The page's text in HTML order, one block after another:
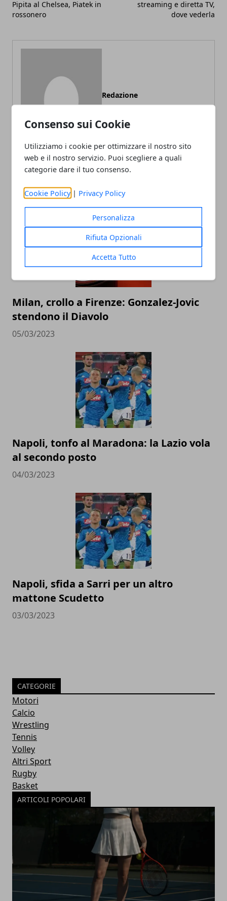
Consenso sui Cookie
Utilizziamo i cookie per ottimizzare il nostro sito
web e il nostro servizio. Puoi scegliere a quali
categorie dare il tuo consenso.
Cookie Policy | Privacy Policy
Personalizza
Rifiuta Opzionali
Accetta Tutto
Pipita al Chelsea, Piatek in
rossonero
streaming e diretta TV,
dove vederla
Redazione
ARTICOLI CORRELATI
Milan, crollo a Firenze: Gonzalez-Jovic
stendono il Diavolo
05/03/2023
Napoli, tonfo al Maradona: la Lazio vola
al secondo posto
04/03/2023
Napoli, sfida a Sarri per un altro
mattone Scudetto
03/03/2023
CATEGORIE
Motori
Calcio
Wrestling
Tennis
Volley
Altri Sport
Rugby
Basket
ARTICOLI POPOLARI